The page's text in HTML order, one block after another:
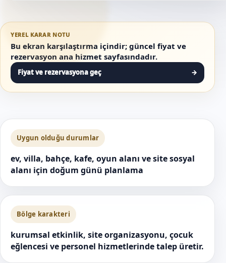
YEREL KARAR NOTU
Bu ekran karşılaştırma içindir; güncel fiyat ve
rezervasyon ana hizmet sayfasındadır.
Fiyat ve rezervasyona geç →
Uygun olduğu durumlar
ev, villa, bahçe, kafe, oyun alanı ve site sosyal
alanı için doğum günü planlama
Bölge karakteri
kurumsal etkinlik, site organizasyonu, çocuk
eğlencesi ve personel hizmetlerinde talep üretir.